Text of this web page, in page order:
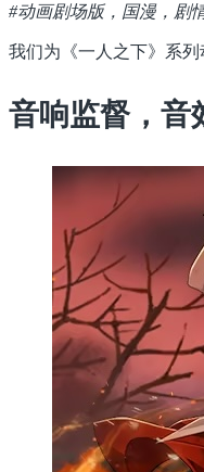
#动画剧场版，国漫，剧
我们为《一人之下》系列
音响监督，音